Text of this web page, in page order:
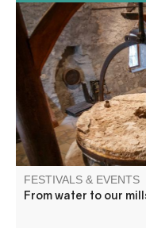
Through the power of
the production and
or how water is at
small Provencal
FESTIVALS & EVENTS
From water to our